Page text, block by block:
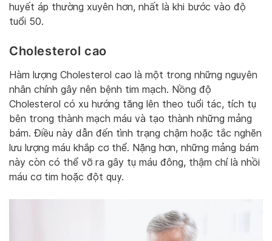
huyết áp thường xuyên hơn, nhất là khi bước vào độ
tuổi 50.
Cholesterol cao
Hàm lượng Cholesterol cao là một trong những nguyên
nhân chính gây nên bệnh tim mạch. Nồng độ
Cholesterol có xu hướng tăng lên theo tuổi tác, tích tụ
bên trong thành mạch máu và tạo thành những mảng
bám. Điều này dẫn đến tình trạng chậm hoặc tắc nghẽn
lưu lượng máu khắp cơ thể. Nặng hơn, những mảng bám
này còn có thể vỡ ra gây tụ máu đông, thậm chí là nhồi
máu cơ tim hoặc đột quỵ.